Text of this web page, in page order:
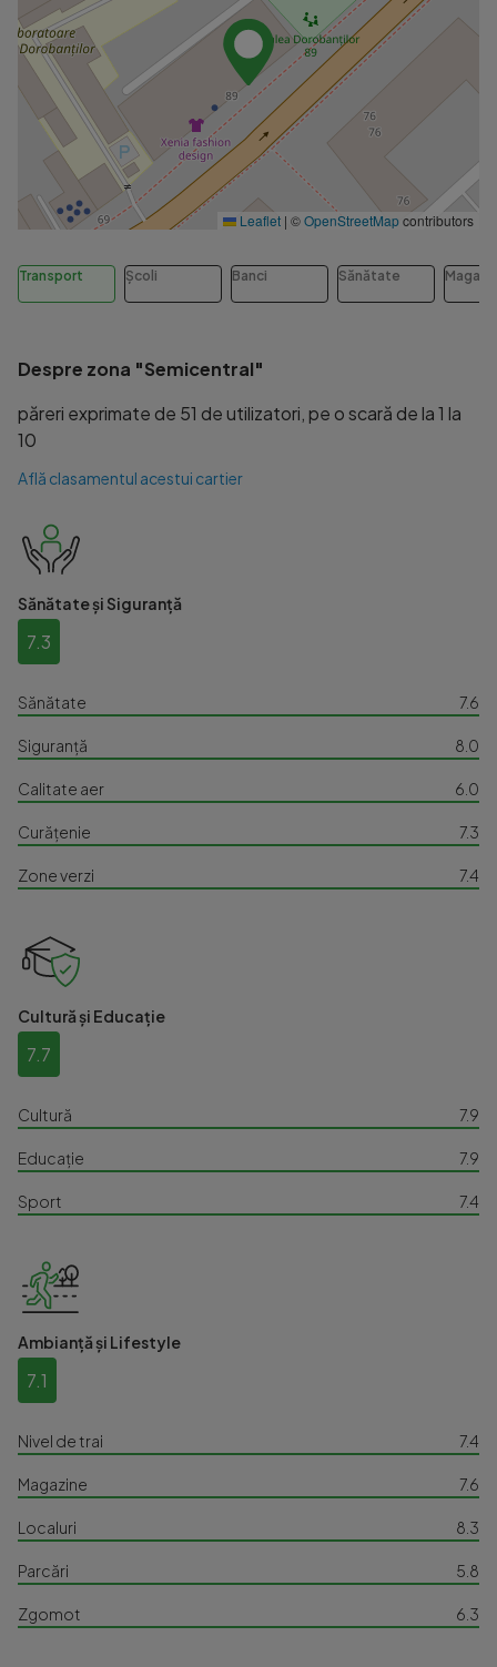
Leaflet | ©OpenStreetMapcontributors
Transport Școli Banci Sănătate
Despre zona "Semicentral"
păreri exprimate de 51 de utilizatori, pe o scară de la 1 la
10
Află clasamentul acestui cartier
Sănătate și Siguranță
7.3
Sănătate 7.6
Siguranță 8.0
Calitate aer 6.0
Curățenie 7.3
Zone verzi 7.4
Cultură și Educație
7.7
Cultură 7.9
Educație 7.9
Sport 7.4
Ambianță și Lifestyle
7.1
Nivel de trai 7.4
Magazine 7.6
Localuri 8.3
Parcări 5.8
Zgomot 6.3